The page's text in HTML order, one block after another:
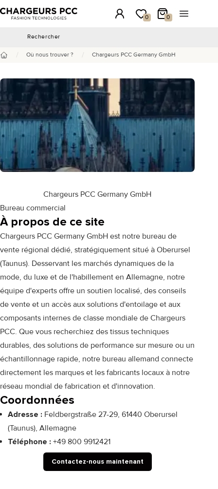
Chargeurs PCC Connexion
0
Ma wishlist
0
Mon panierOuvrir le
Rechercher
/ Où nous trouver ? / Chargeurs PCC Germany GmbH
Chargeurs PCC Germany GmbH
Bureau commercial
À propos de ce site
Chargeurs PCC Germany GmbH est notre bureau de
vente régional dédié, stratégiquement situé à Oberursel
(Taunus). Desservant les marchés dynamiques de la
mode, du luxe et de l'habillement en Allemagne, notre
équipe d'experts offre un soutien localisé, des conseils
de vente et un accès aux solutions d'entoilage et aux
composants internes de classe mondiale de Chargeurs
PCC. Que vous recherchiez des tissus techniques
durables, des solutions de performance sur mesure ou un
échantillonnage rapide, notre bureau allemand connecte
directement les marques et les fabricants locaux à notre
réseau mondial de fabrication et d'innovation.
Coordonnées
Adresse : Feldbergstraße 27-29, 61440 Oberursel
(Taunus), Allemagne
Téléphone : +49 800 9912421
Contactez-nous maintenant